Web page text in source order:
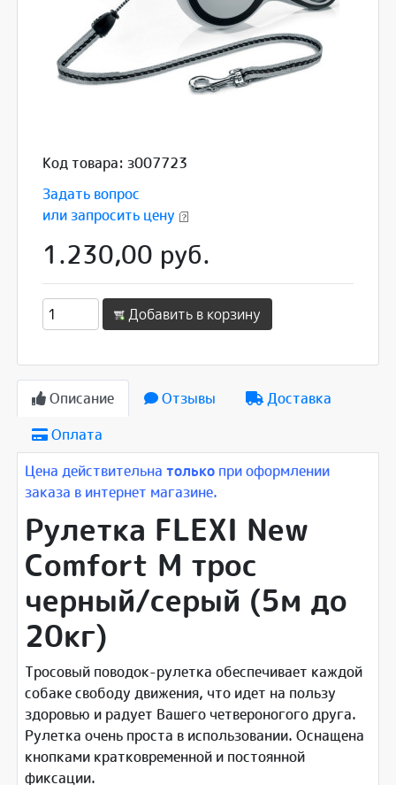
Код товара: з007723
Задать вопрос
или запросить цену
1.230,00 руб.
Добавить в корзину
Описание Отзывы
Доставка
Оплата
Цена действительнатолько при оформлении
заказа в интернет магазине.
Рулетка FLEXI New
Comfort M трос
черный/серый (5м до
20кг)
Тросовый поводок-рулетка обеспечивает каждой
собаке свободу движения, что идет на пользу
здоровью и радует Вашего четвероногого друга.
Рулетка очень проста в использовании. Оснащена
кнопками кратковременной и постоянной
фиксации.